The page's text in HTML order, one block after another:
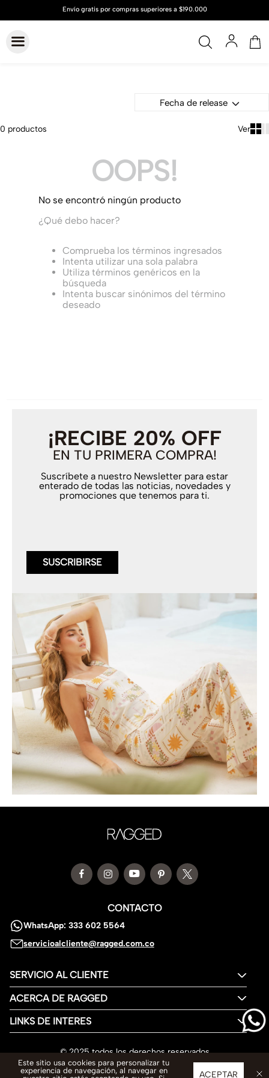
Fecha de release
0 productos
OOPS!
No se encontró ningún producto
¿Qué debo hacer?
Comprueba los términos ingresados
Intenta utilizar una sola palabra
Utiliza términos genéricos en la
búsqueda
Intenta buscar sinónimos del término
deseado
¡RECIBE 20% OFF
EN TU PRIMERA COMPRA!
Suscríbete a nuestro Newsletter para estar
enterado de todas las noticias, novedades y
promociones que tenemos para ti.
SUSCRIBIRSE
CONTACTO
WhatsApp: 333 602 5564
servicioalcliente@ragged.com.co
SERVICIO AL CLIENTE
ACERCA DE RAGGED
LINKS DE INTERES
© 2025 todos los derechos reservados
ACEPTAR
Este sitio usa cookies para personalizar tu
experiencia de navegación, al navegar en